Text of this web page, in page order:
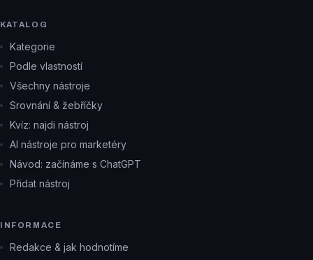
KATALOG
Kategorie
Podle vlastností
Všechny nástroje
Srovnání & žebříčky
Kvíz: najdi nástroj
AI nástroje pro marketéry
Návod: začínáme s ChatGPT
Přidat nástroj
INFORMACE
Redakce & jak hodnotíme